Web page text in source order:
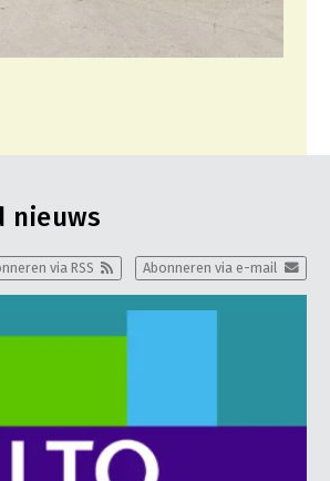
nieuws
Abonneren via e-mail
via RSS